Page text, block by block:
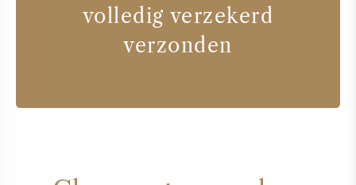
volledig verzekerd
verzonden